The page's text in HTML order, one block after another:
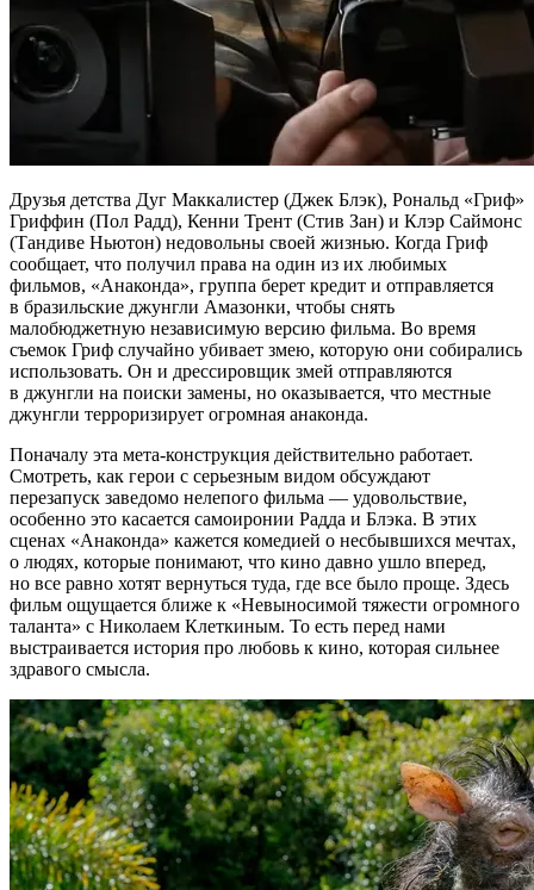
Друзья детства Дуг Маккалистер (Джек Блэк), Рональд «Гриф»
Гриффин (Пол Радд), Кенни Трент (Стив Зан) и Клэр Саймонс
(Тандиве Ньютон) недовольны своей жизнью. Когда Гриф
сообщает, что получил права на один из их любимых
фильмов, «Анаконда», группа берет кредит и отправляется
в бразильские джунгли Амазонки, чтобы снять
малобюджетную независимую версию фильма. Во время
съемок Гриф случайно убивает змею, которую они собирались
использовать. Он и дрессировщик змей отправляются
в джунгли на поиски замены, но оказывается, что местные
джунгли терроризирует огромная анаконда.
Поначалу эта мета-конструкция действительно работает.
Смотреть, как герои с серьезным видом обсуждают
перезапуск заведомо нелепого фильма — удовольствие,
особенно это касается самоиронии Радда и Блэка. В этих
сценах «Анаконда» кажется комедией о несбывшихся мечтах,
о людях, которые понимают, что кино давно ушло вперед,
но все равно хотят вернуться туда, где все было проще. Здесь
фильм ощущается ближе к «Невыносимой тяжести огромного
таланта» с Николаем Клеткиным. То есть перед нами
выстраивается история про любовь к кино, которая сильнее
здравого смысла.